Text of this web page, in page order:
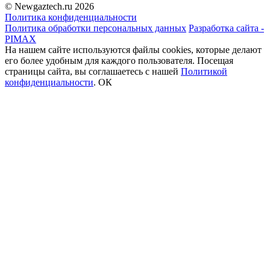
© Newgaztech.ru 2026
Политика конфиденциальности
Политика обработки персональных данных Разработка сайта -
PIMAX
На нашем сайте используются файлы cookies, которые делают
его более удобным для каждого пользователя. Посещая
страницы сайта, вы соглашаетесь c нашей Политикой
конфиденциальности. ОК